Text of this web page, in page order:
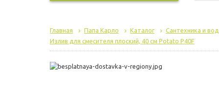
Главная Папа Карло Каталог Сантехника и
Излив для смесителя плоский, 40 cм Potato P40F